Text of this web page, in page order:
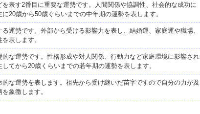
を表す2番目に重要な運勢です。人間関係や協調性、社会的な成功に
20歳から50歳ぐらいまでの中年期の運勢を表します。
運勢です。外部から受ける影響力を表し、結婚運、家庭運や職場、
表します。
的な運勢です。性格形成や対人関係、行動力など家庭環境に影響され
してから20歳くらいまでの若年期の運勢を表します。
的な運勢を表します。祖先から受け継いだ苗字ですので自分の力が及
象徴します。